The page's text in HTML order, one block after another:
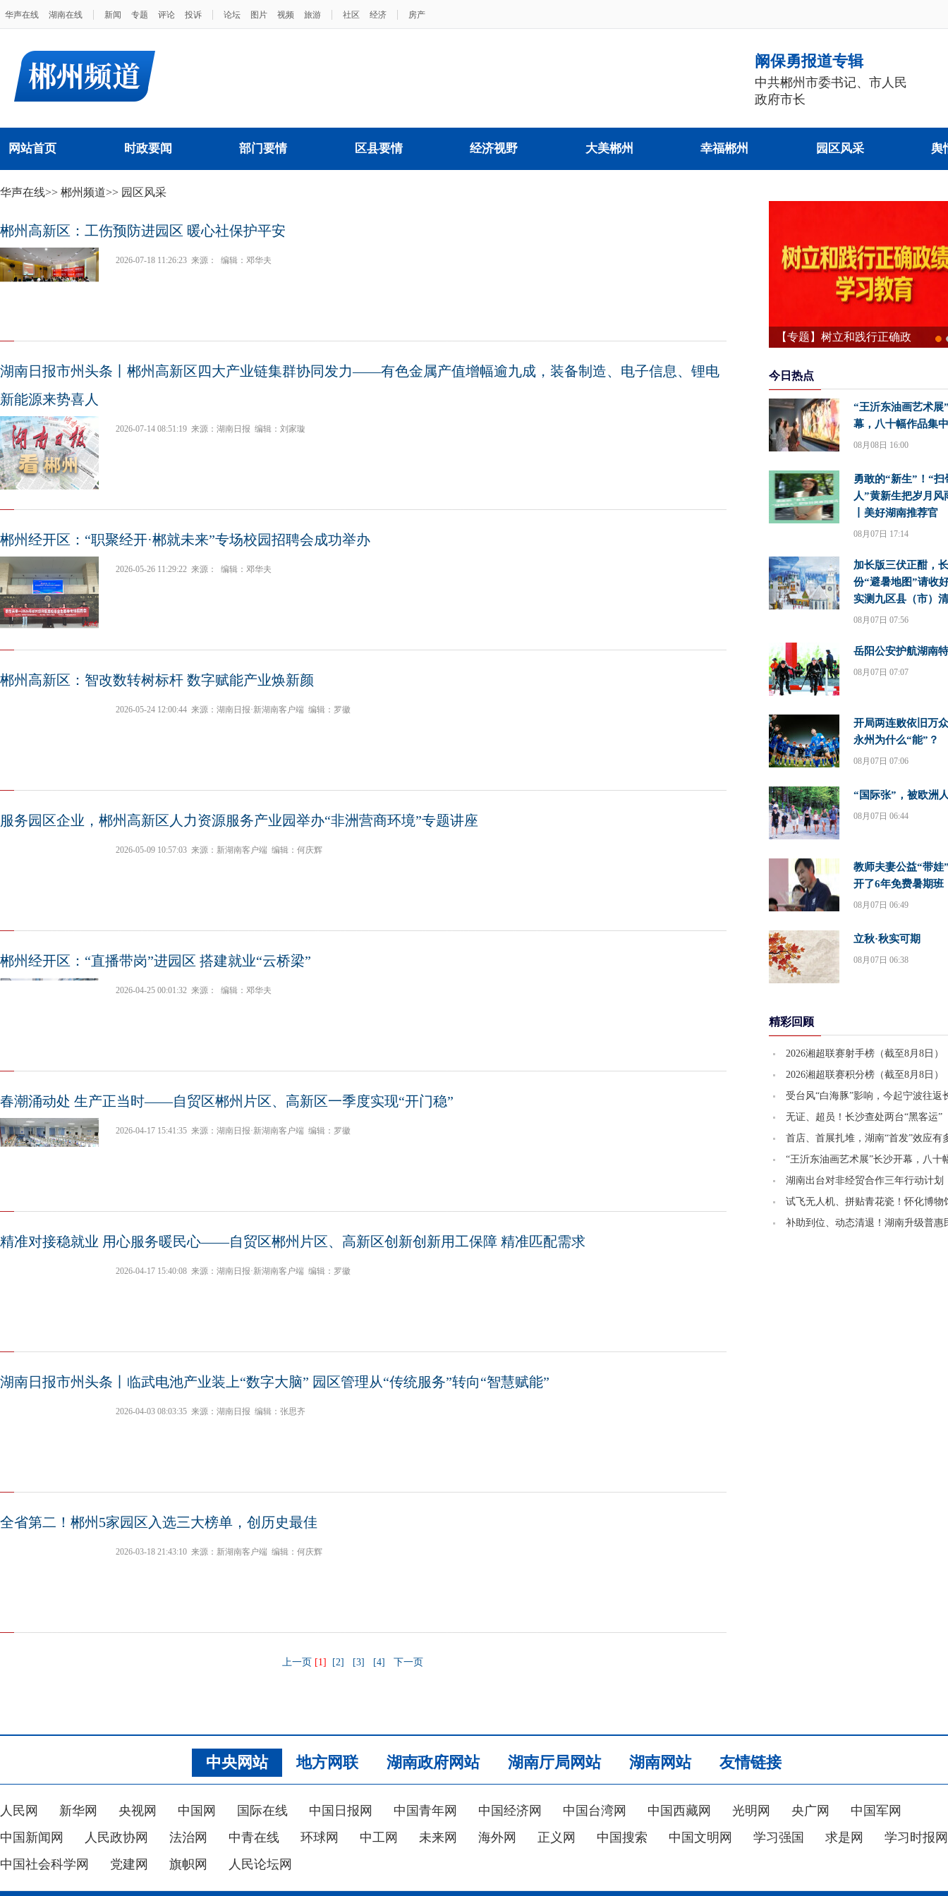
华声在线 湖南在线 | 新闻 专题 评论 投诉 | 论坛 图片 视频 旅游 | 社区 经济 | 房产
阚保勇报道专辑
中共郴州市委书记、市人民
政府市长
网站首页 时政要闻 部门要情 区县要情 经济视野 大美郴州 幸福郴州 园区风采 舆
华声在线>> 郴州频道>> 园区风采
郴州高新区：工伤预防进园区 暖心社保护平安
2026-07-18 11:26:23 来源： 编辑：邓华夫
湖南日报市州头条丨郴州高新区四大产业链集群协同发力——有色金属产值增幅逾九成，装备制造、电子信息、锂电
新能源来势喜人
2026-07-14 08:51:19 来源：湖南日报 编辑：刘家璇
郴州经开区：“职聚经开·郴就未来”专场校园招聘会成功举办
2026-05-26 11:29:22 来源： 编辑：邓华夫
郴州高新区：智改数转树标杆 数字赋能产业焕新颜
2026-05-24 12:00:44 来源：湖南日报·新湖南客户端 编辑：罗徽
服务园区企业，郴州高新区人力资源服务产业园举办“非洲营商环境”专题讲座
2026-05-09 10:57:03 来源：新湖南客户端 编辑：何庆辉
郴州经开区：“直播带岗”进园区 搭建就业“云桥梁”
2026-04-25 00:01:32 来源： 编辑：邓华夫
春潮涌动处 生产正当时——自贸区郴州片区、高新区一季度实现“开门稳”
2026-04-17 15:41:35 来源：湖南日报·新湖南客户端 编辑：罗徽
精准对接稳就业 用心服务暖民心——自贸区郴州片区、高新区创新创新用工保障 精准匹配需求
2026-04-17 15:40:08 来源：湖南日报·新湖南客户端 编辑：罗徽
湖南日报市州头条丨临武电池产业装上“数字大脑” 园区管理从“传统服务”转向“智慧赋能”
2026-04-03 08:03:35 来源：湖南日报 编辑：张思齐
全省第二！郴州5家园区入选三大榜单，创历史最佳
2026-03-18 21:43:10 来源：新湖南客户端 编辑：何庆辉
上一页 [1] [2] [3] [4] 下一页
【专题】树立和践行正确政
今日热点
“王沂东油画艺术展
幕，八十幅作品集
08月08日 16:00
勇敢的“新生”！“扫
人”黄新生把岁月风
丨美好湖南推荐官
08月07日 17:14
加长版三伏正酣，
份“避暑地图”请收
实测九区县（市）
08月07日 07:56
岳阳公安护航湖南
08月07日 07:07
开局两连败依旧万
永州为什么“能”？
08月07日 07:06
“国际张”，被欧洲
08月07日 06:44
教师夫妻公益“带娃
开了6年免费暑期
08月07日 06:49
立秋·秋实可期
08月07日 06:38
精彩回顾
2026湘超联赛射手榜（截至8月8日）
2026湘超联赛积分榜（截至8月8日）
受台风“白海豚”影响，今起宁波往返
大面积取消，明日19趟次全部停飞｜
道
无证、超员！长沙查处两台“黑客运”
首店、首展扎堆，湖南“首发”效应有
“王沂东油画艺术展”长沙开幕，八十
中亮相
湖南出台对非经贸合作三年行动计划
2028年对非进出口额达800亿元
试飞无人机、拼贴青花瓷！怀化博物
市玩起“跨次元”
补助到位、动态清退！湖南升级普惠
中央网站 地方网联 湖南政府网站 湖南厅局网站 湖南网站 友情链接
人民网 新华网 央视网 中国网 国际在线 中国日报网 中国青年网 中国经济网 中国台湾网 中国西藏网 光明网 央广网
中国军网
中国新闻网
人民政协网 法治网 中青在线 环球网 中工网 未来网 海外网 正义网 中国搜索 中国文明网 学习强国 求是网
学习时报网
中国社会科学网
党建网 旗帜网 人民论坛网